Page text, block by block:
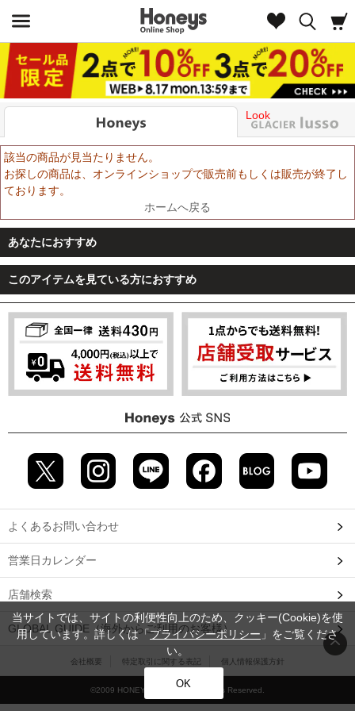
Look
該当の商品が見当たりません。
お探しの商品は、オンラインショップで販売前もしくは販売が終了し
ております。
ホームへ戻る
あなたにおすすめ
このアイテムを見ている方におすすめ
よくあるお問い合わせ
営業日カレンダー
店舗検索
GLOBAL GUIDE（海外からご利用のお客様）
会社概要 特定取引に関する表記 個人情報保護方針
©2009 HONEYS CO., LTD. All Rights Reserved.
当サイトでは、サイトの利便性向上のため、クッキー(Cookie)を使
用しています。詳しくは「プライバシーポリシー 」をご覧くださ
い。
OK